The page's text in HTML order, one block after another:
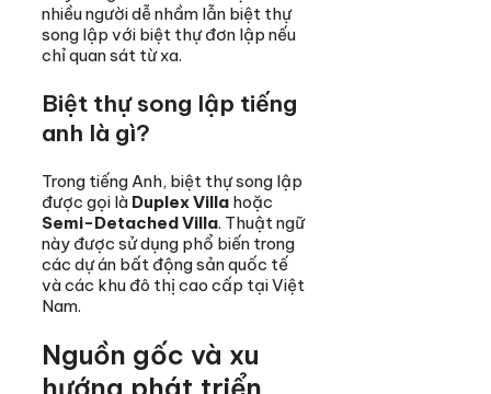
nhiều người dễ nhầm lẫn biệt thự
song lập với biệt thự đơn lập nếu
chỉ quan sát từ xa.
Biệt thự song lập tiếng
anh là gì?
Trong tiếng Anh, biệt thự song lập
được gọi là Duplex Villa hoặc
Semi-Detached Villa. Thuật ngữ
này được sử dụng phổ biến trong
các dự án bất động sản quốc tế
và các khu đô thị cao cấp tại Việt
Nam.
Nguồn gốc và xu